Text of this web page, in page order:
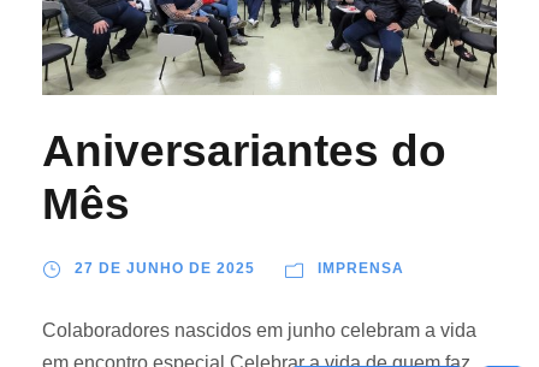
Aniversariantes do
Mês
27 DE JUNHO DE 2025 IMPRENSA
Colaboradores nascidos em junho celebram a vida
em encontro especial Celebrar a vida de quem faz